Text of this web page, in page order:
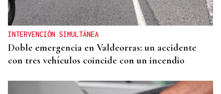
+DEPORTE
Bienestar al aire libre con la sesión de pilates en la
piscina de Luíntra
INTERVENCIÓN SIMULTÁNEA
Doble emergencia en Valdeorras: un accidente
con tres vehículos coincide con un incendio